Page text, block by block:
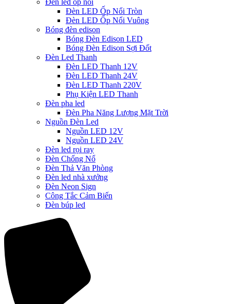
Đèn led ốp nổi
Đèn LED Ốp Nổi Tròn
Đèn LED Ốp Nổi Vuông
Bóng đèn edison
Bóng Đèn Edison LED
Bóng Đèn Edison Sợi Đốt
Đèn Led Thanh
Đèn LED Thanh 12V
Đèn LED Thanh 24V
Đèn LED Thanh 220V
Phụ Kiện LED Thanh
Đèn pha led
Đèn Pha Năng Lượng Mặt Trời
Nguồn Đèn Led
Nguồn LED 12V
Nguồn LED 24V
Đèn led rọi ray
Đèn Chống Nổ
Đèn Thả Văn Phòng
Đèn led nhà xưởng
Đèn Neon Sign
Công Tắc Cảm Biến
Đèn búp led